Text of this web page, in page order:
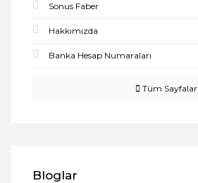
Sonus Faber
Hakkımızda
Banka Hesap Numaraları
Tüm Sayfalar
Bloglar